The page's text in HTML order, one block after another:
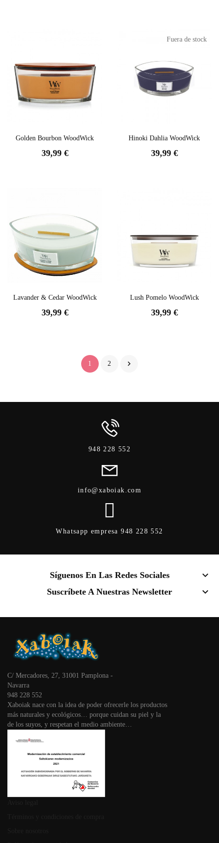
Golden Bourbon WoodWick
39,99 €
Fuera de stock
Hinoki Dahlia WoodWick
39,99 €
Lavander & Cedar WoodWick
39,99 €
Lush Pomelo WoodWick
39,99 €
1 2 
948 228 552
info@xaboiak.com
Whatsapp empresa 948 228 552
Síguenos En Las Redes Sociales keyboard_arrow_down
Suscríbete A Nuestras Newsletter keyboard_arrow_down
C/ Mercadores, 27, 31001 Pamplona -
Navarra
948 228 552
Xaboiak nace con la idea de poder ofrecerle los productos
más naturales y ecológicos… porque cuidan su piel y la
de los suyos, y respetan el medio ambiente…